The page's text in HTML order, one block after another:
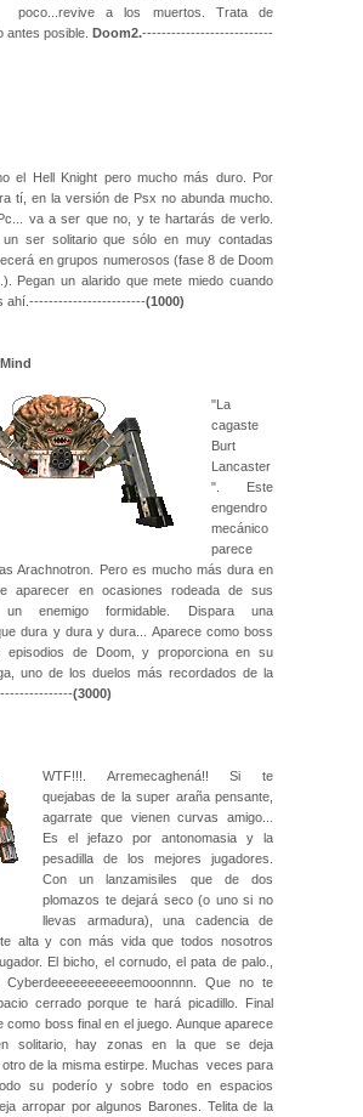
poco...revive a los muertos. Trata de
antes posible. Doom2.---------------------------
el Hell Knight pero mucho más duro. Por
tí, en la versión de Psx no abunda mucho.
va a ser que no, y te hartarás de verlo.
ser solitario que sólo en muy contadas
en grupos numerosos (fase 8 de Doom
Pegan un alarido que mete miedo cuando
ahí.------------------------(1000)
"La
cagaste
Burt
Lancaster
" . Este
engendro
mecánico
parece
Arachnotron. Pero es mucho más dura en
aparecer en ocasiones rodeada de sus
enemigo formidable. Dispara una
dura y dura y dura... Aparece como boss
de Doom, y proporciona en su
uno de los duelos más recordados de la
(3000)
WTF!!!. Arremecaghená!! Si te
quejabas de la super araña pensante,
agarrate que vienen curvas amigo...
Es el jefazo por antonomasia y la
pesadilla de los mejores jugadores.
Con un lanzamisiles que de dos
plomazos te dejará seco (o uno si no
llevas armadura), una cadencia de
alta y con más vida que todos nosotros
El bicho, el cornudo, el pata de palo.,
Cyberdeeeeeeeeeeemooonnnn. Que no te
cerrado porque te hará picadillo. Final
como boss final en el juego. Aunque aparece
solitario, hay zonas en la que se deja
de la misma estirpe. Muchas veces para
su poderío y sobre todo en espacios
arropar por algunos Barones. Telita de la